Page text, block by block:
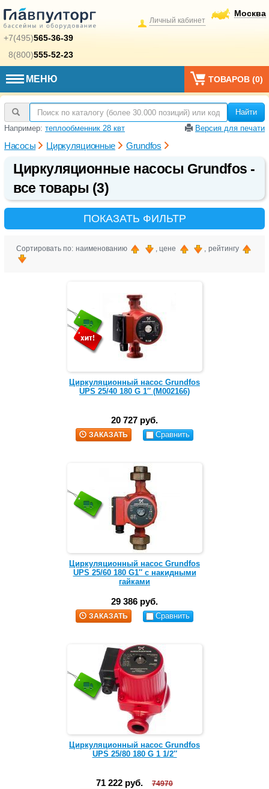
+7(495)565-36-39
8(800)555-52-23
Москва
Личный кабинет
МЕНЮ ТОВАРОВ (0)
Найти
Например: теплообменник 28 квт Версия для печати
Насосы Циркуляционные Grundfos
Циркуляционные насосы Grundfos -
все товары (3)
ПОКАЗАТЬ ФИЛЬТР
Сортировать по: наименованию , цене , рейтингу
Циркуляционный насос Grundfos
UPS 25/40 180 G 1″ (M002166)
20 727 руб.
ЗАКАЗАТЬ Сравнить
Циркуляционный насос Grundfos
UPS 25/60 180 G1″ с накидными
гайками
29 386 руб.
ЗАКАЗАТЬ Сравнить
Циркуляционный насос Grundfos
UPS 25/80 180 G 1 1/2″
71 222 руб.
74970